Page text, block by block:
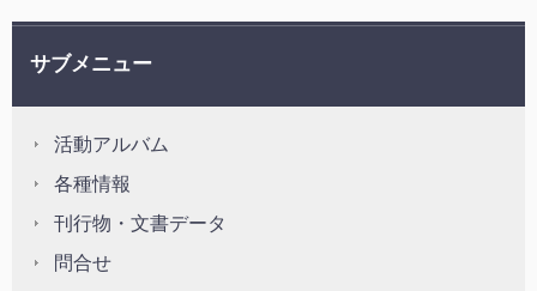
サブメニュー
活動アルバム
各種情報
刊行物・文書データ
問合せ